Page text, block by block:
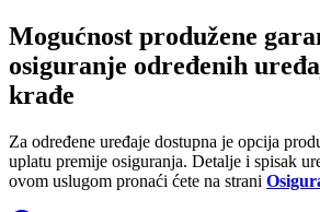
Mogućnost produžene
osiguranje određenih
krađe
Za određene uređaje dostupna je opcija
uplatu premije osiguranja. Detalje i spisak
ovom uslugom pronaći ćete na strani